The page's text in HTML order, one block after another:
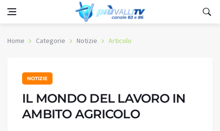
Home Categorie Notizie Articolo
NOTIZIE
IL MONDO DEL LAVORO IN
AMBITO AGRICOLO